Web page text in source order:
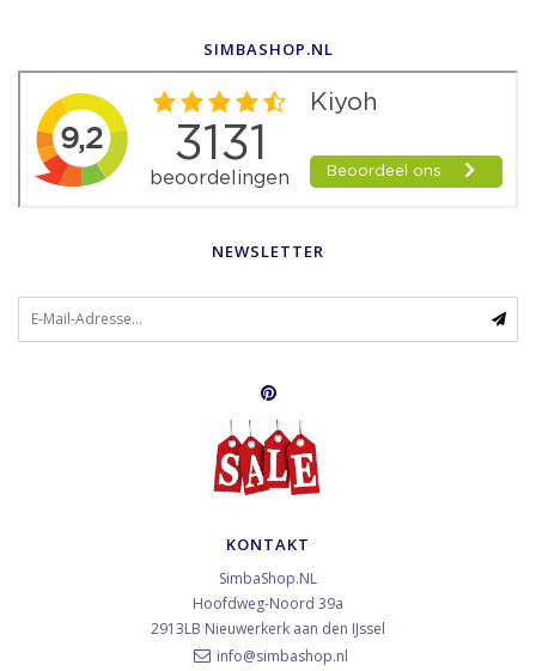
SIMBASHOP.NL
NEWSLETTER
KONTAKT
SimbaShop.NL
Hoofdweg-Noord 39a
2913LB Nieuwerkerk aan den IJssel
info@simbashop.nl